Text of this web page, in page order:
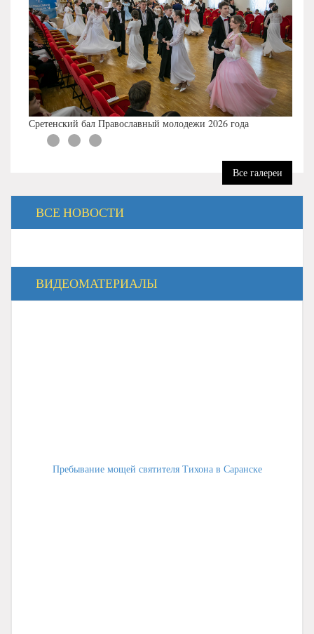
Сретенский бал Православный молодежи 2026 года
Все галереи
ВСЕ НОВОСТИ
ВИДЕОМАТЕРИАЛЫ
Пребывание мощей святителя Тихона в Саранске